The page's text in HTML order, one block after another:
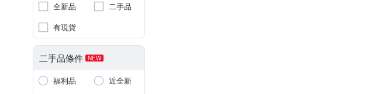
全新品
二手品
有現貨
二手品條件 NEW
福利品
近全新